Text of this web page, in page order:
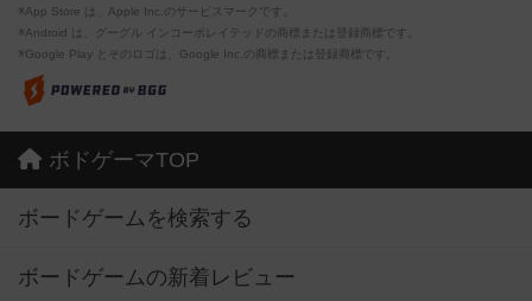
※App Store は、Apple Inc.のサービスマークです。
※Android は、グーグル インコーポレイテッドの商標または登録商標です。
※Google Play とそのロゴは、Google Inc.の商標または登録商標です。
ボドゲーマTOP
ボードゲームを検索する
ボードゲームの新着レビュー